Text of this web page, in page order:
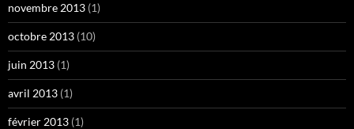
novembre 2013 (1)
octobre 2013 (10)
juin 2013 (1)
avril 2013 (1)
février 2013 (1)